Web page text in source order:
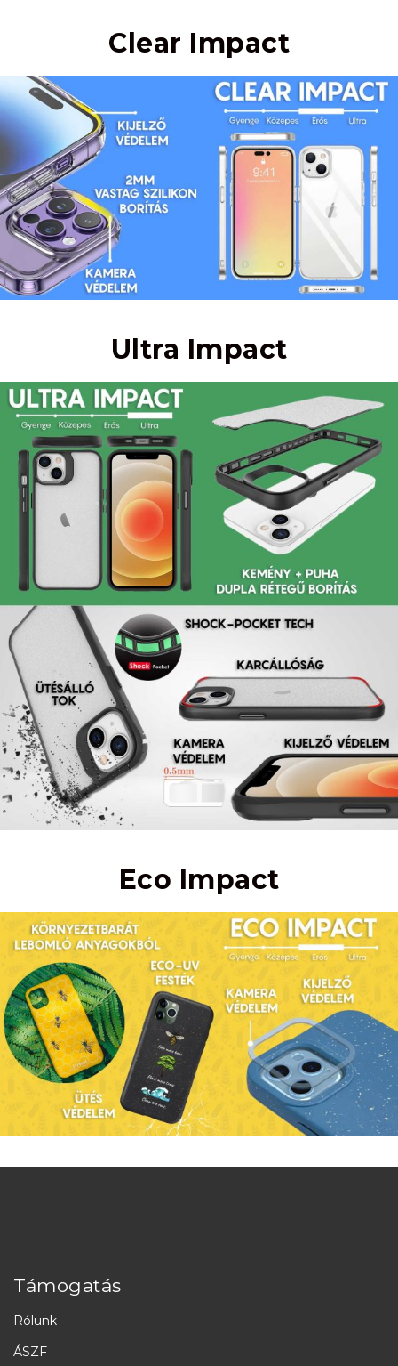
Clear Impact
Ultra Impact
Eco Impact
Támogatás
Rólunk
ÁSZF